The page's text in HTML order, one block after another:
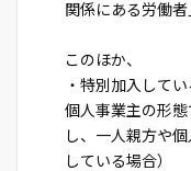
関係にある労働者
このほか、
・特別加入して
個人事業主の形
し、一人親方や
している場合）